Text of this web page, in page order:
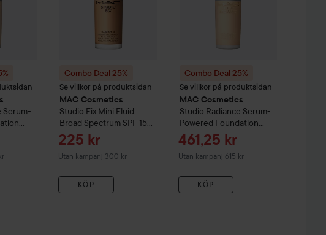
Serum-
Combo Deal 25%
Se villkor på produktsidan
MAC Cosmetics
Studio Fix Mini Fluid
Broad Spectrum SPF 15
Foundation
Reapris
225 kr
Utan kampanj 300 kr
KÖP
Combo Deal 25%
Se villkor på produktsidan
MAC Cosmetics
Studio Radiance Serum-
Powered Foundation
Nc17.5
Reapris
461,25 kr
Utan kampanj 615 kr
KÖP